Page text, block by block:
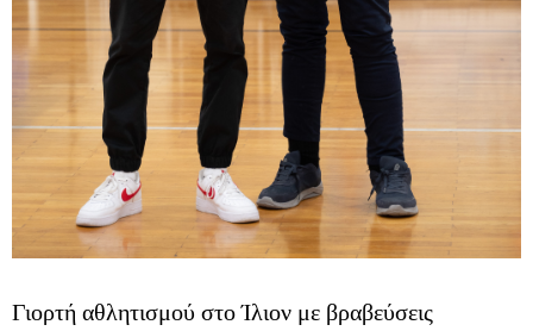
Γιορτή αθλητισμού στο Ίλιον με βραβεύσεις